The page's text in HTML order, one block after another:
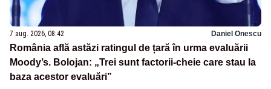
7 aug. 2026, 08:42 Daniel Onescu
România află astăzi ratingul de țară în urma evaluării
Moody’s. Bolojan: „Trei sunt factorii-cheie care stau la
baza acestor evaluări”